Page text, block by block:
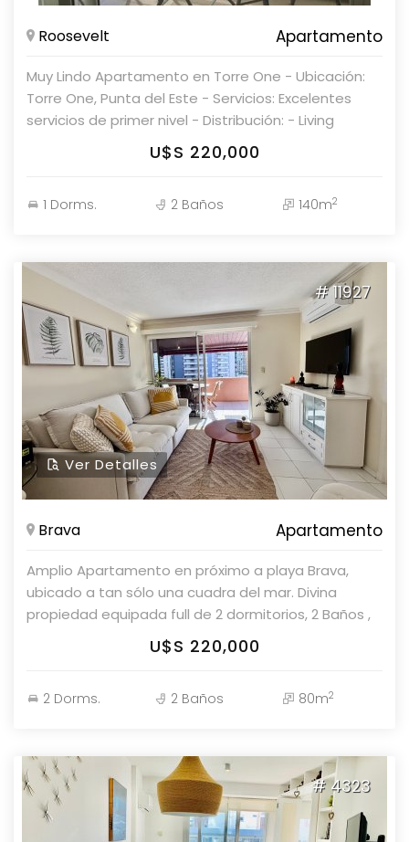
pasar esta oportunidad. ¡Consulta con nuestros
Roosevelt Apartamento
Muy Lindo Apartamento en Torre One - Ubicación:
Torre One, Punta del Este - Servicios: Excelentes
servicios de primer nivel - Distribución: - Living
comedor - Cocina definida - Dormitorio en suite -
Toilette - Balcón con vista al mar - Garaje en
Parolin & Asociados Propiedades para más detalles.
U$S 220,000
1 Dorms. 2 Baños 140m2
# 11927
Ver Detalles
Brava Apartamento
Amplio Apartamento en próximo a playa Brava,
ubicado a tan sólo una cuadra del mar. Divina
propiedad equipada full de 2 dormitorios, 2 Baños ,
super amplio , excelente orientación solar, con vista
despejada, cocina Definida, Living Comedor amplio
garage en subsuelo y baulera. Cuenta con aire
mucama (3 veces por semana) -Barbacoa - Sauna
- - parking de cortesía- Piscina abierta climatizada ,
playroom, gimnasio. Parolin&Asociados
Propiedades. Consulte con nuestros asesores.
U$S 220,000
2 Dorms. 2 Baños 80m2
# 4323